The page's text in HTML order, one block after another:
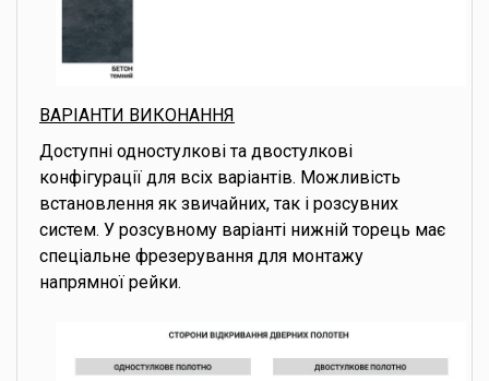
ВАРІАНТИ ВИКОНАННЯ
Доступні одностулкові та двостулкові
конфігурації для всіх варіантів. Можливість
встановлення як звичайних, так і розсувних
систем. У розсувному варіанті нижній торець має
спеціальне фрезерування для монтажу
напрямної рейки.